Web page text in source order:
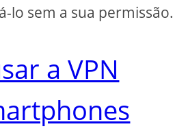
lo sem a sua permissão.
a VPN